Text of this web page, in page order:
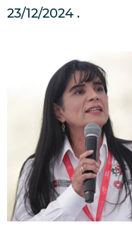
23/12/2024